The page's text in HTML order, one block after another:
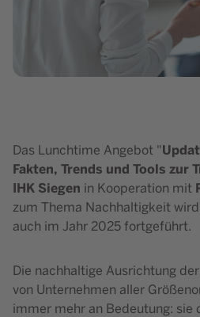
Das Lunchtime Angebot "
Fakten, Trends und Tools zur
IHK Siegen in Kooperation mit
zum Thema Nachhaltigkeit
auch im Jahr 2025 fortgeführt.
Die nachhaltige Ausrichtung
von Unternehmen aller
immer mehr an Bedeutung: sie